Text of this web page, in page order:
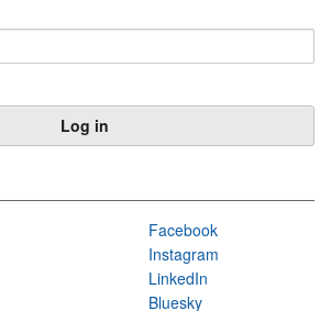
Facebook
Instagram
LinkedIn
Bluesky